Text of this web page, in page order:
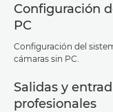
Configuración
PC
Configuración del
cámaras sin PC.
Salidas y
profesionales